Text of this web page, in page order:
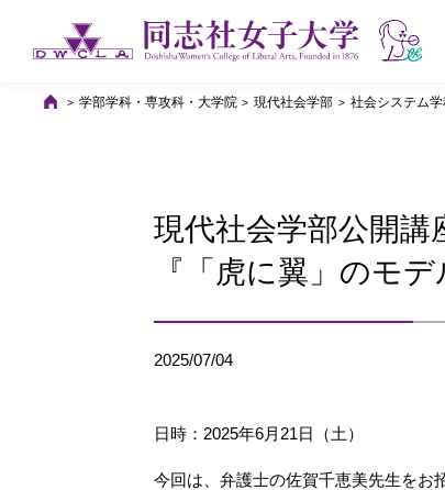
学部学科・専攻科・大学院 現代社会学部 社会システム学
現代社会学部公開
『「虎に翼」のモ
2025/07/04
日時：2025年6月21日（土）
今回は、弁護士の佐賀千恵美先生をお